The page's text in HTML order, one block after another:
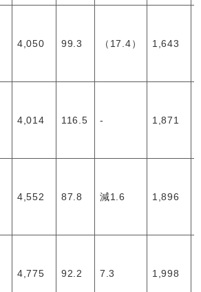
4,050 99.3 （17.4） 1,643
4,014 116.5 - 1,871
4,552 87.8 減1.6 1,896
4,775 92.2 7.3 1,998